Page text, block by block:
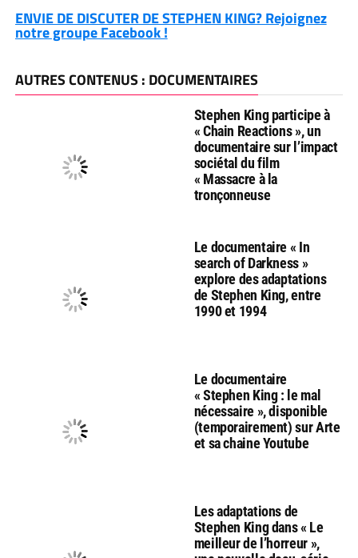
ENVIE DE DISCUTER DE STEPHEN KING? Rejoignez
notre groupe Facebook !
AUTRES CONTENUS : DOCUMENTAIRES
Stephen King participe à
« Chain Reactions », un
documentaire sur l’impact
sociétal du film
« Massacre à la
tronçonneuse
Le documentaire « In
search of Darkness »
explore des adaptations
de Stephen King, entre
1990 et 1994
Le documentaire
« Stephen King : le mal
nécessaire », disponible
(temporairement) sur Arte
et sa chaine Youtube
Les adaptations de
Stephen King dans « Le
meilleur de l’horreur »,